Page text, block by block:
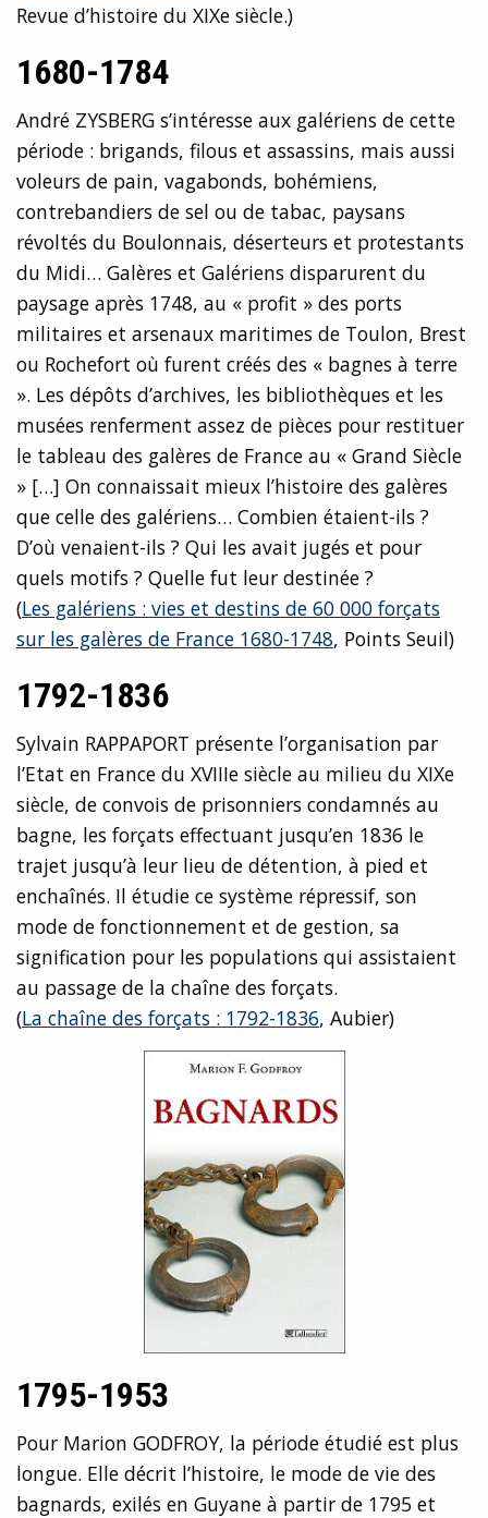
Revue d’histoire du XIXe siècle.)
1680-1784
André ZYSBERG s’intéresse aux galériens de cette
période : brigands, filous et assassins, mais aussi
voleurs de pain, vagabonds, bohémiens,
contrebandiers de sel ou de tabac, paysans
révoltés du Boulonnais, déserteurs et protestants
du Midi… Galères et Galériens disparurent du
paysage après 1748, au « profit » des ports
militaires et arsenaux maritimes de Toulon, Brest
ou Rochefort où furent créés des « bagnes à terre
». Les dépôts d’archives, les bibliothèques et les
musées renferment assez de pièces pour restituer
le tableau des galères de France au « Grand Siècle
» […] On connaissait mieux l’histoire des galères
que celle des galériens… Combien étaient-ils ?
D’où venaient-ils ? Qui les avait jugés et pour
quels motifs ? Quelle fut leur destinée ?
(Les galériens : vies et destins de 60 000 forçats
sur les galères de France 1680-1748, Points Seuil)
1792-1836
Sylvain RAPPAPORT présente l’organisation par
l’Etat en France du XVIIIe siècle au milieu du XIXe
siècle, de convois de prisonniers condamnés au
bagne, les forçats effectuant jusqu’en 1836 le
trajet jusqu’à leur lieu de détention, à pied et
enchaînés. Il étudie ce système répressif, son
mode de fonctionnement et de gestion, sa
signification pour les populations qui assistaient
au passage de la chaîne des forçats.
(La chaîne des forçats : 1792-1836, Aubier)
1795-1953
Pour Marion GODFROY, la période étudié est plus
longue. Elle décrit l’histoire, le mode de vie des
bagnards, exilés en Guyane à partir de 1795 et